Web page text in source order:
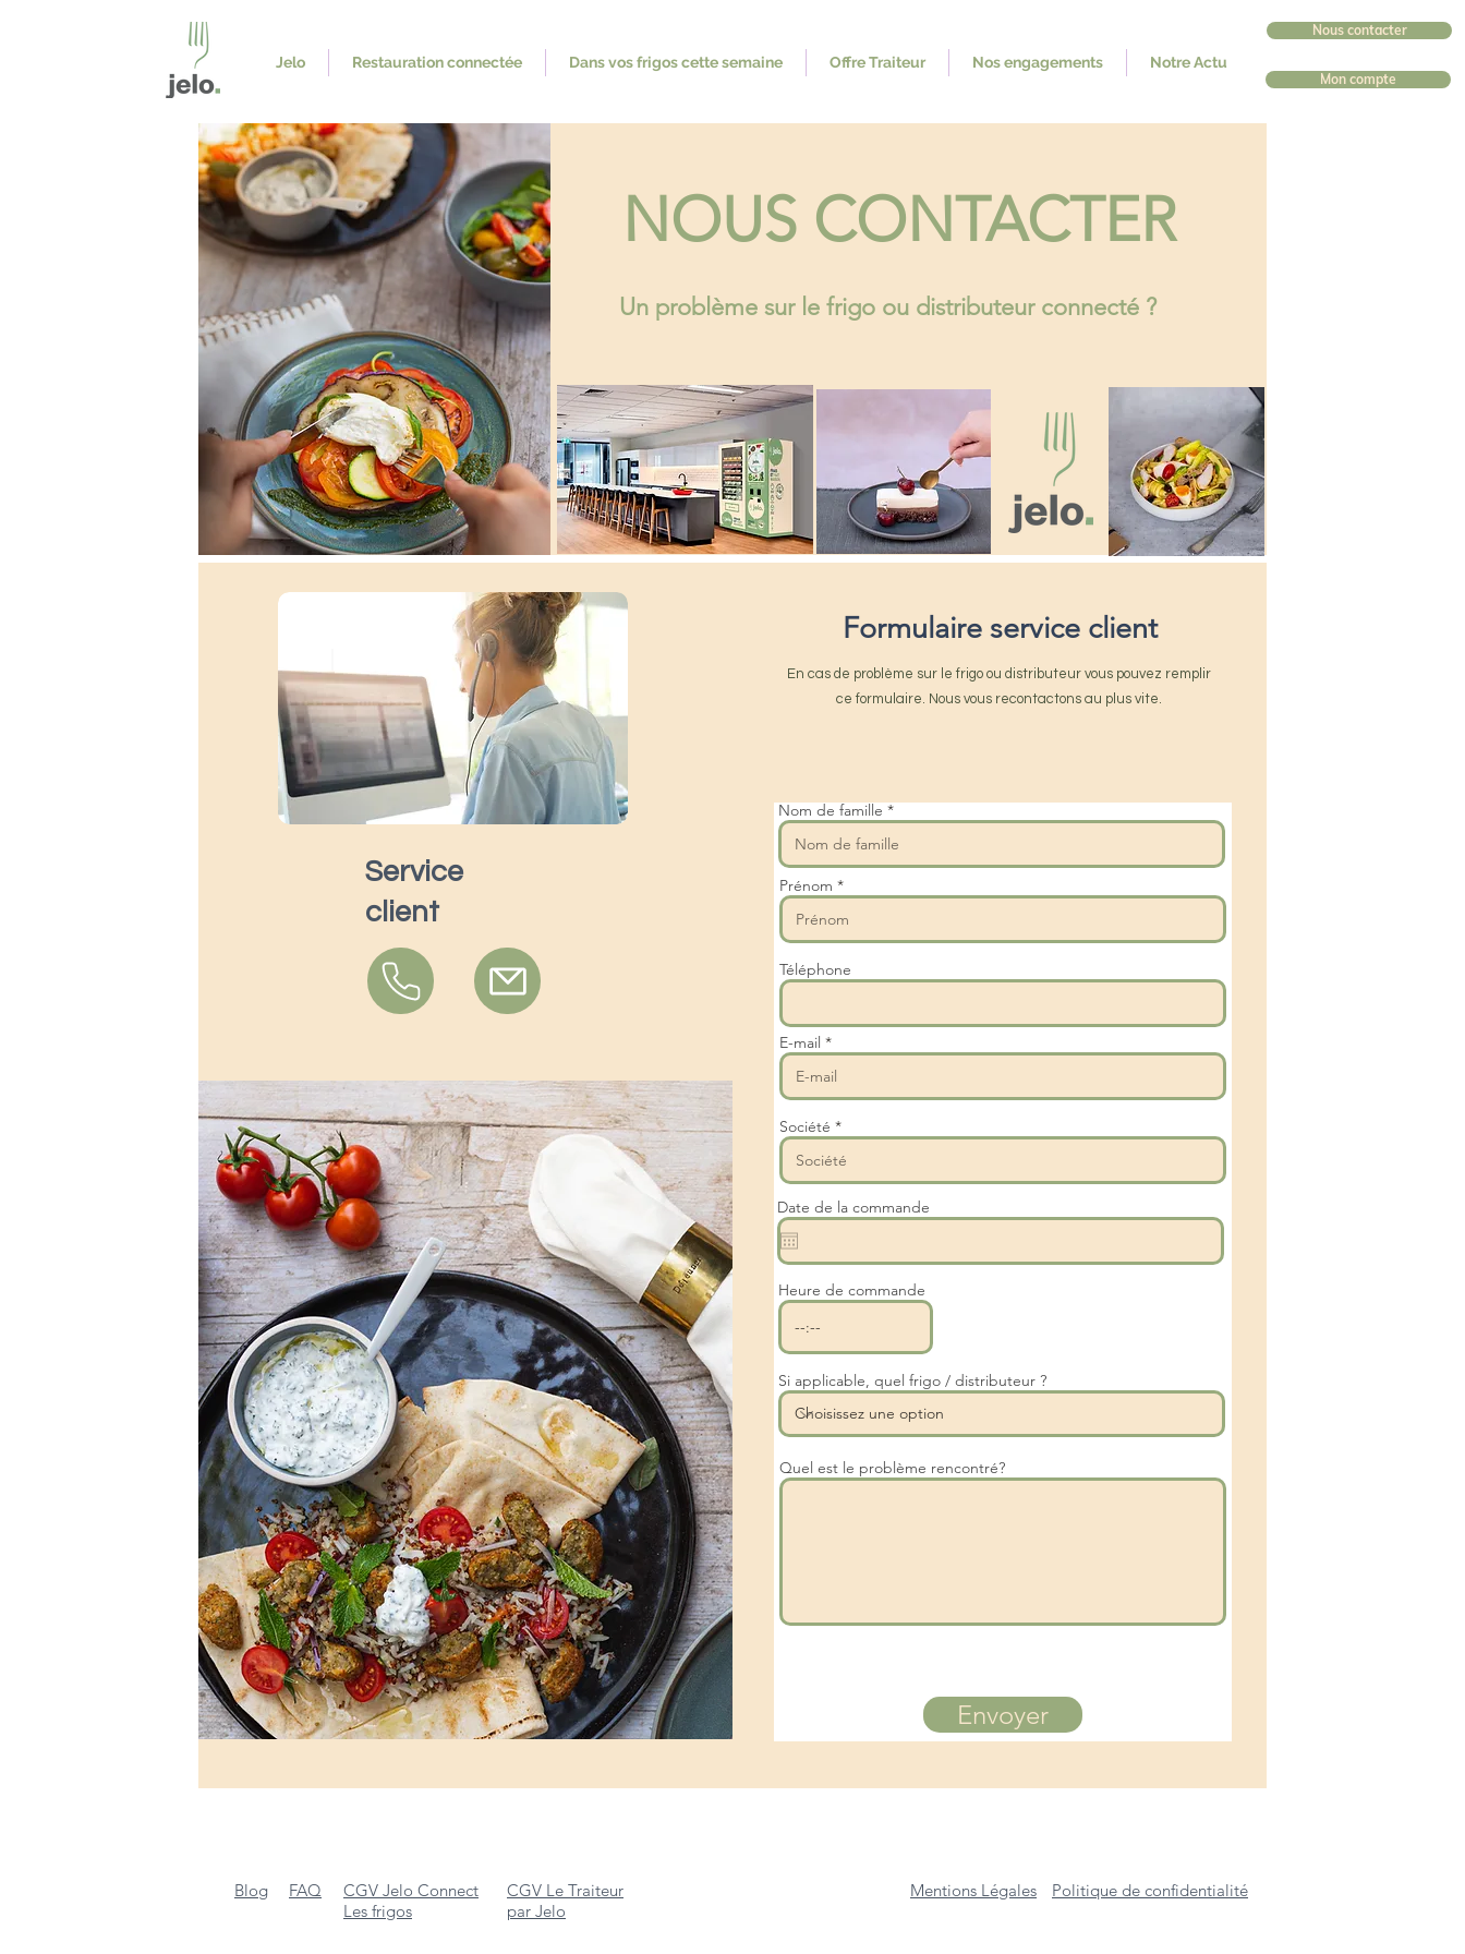
Jelo Restauration connectée Dans vos frigos cette semaine Offre Traiteur Nos engagements Notre Actu
Nous contacter
Mon compte
NOUS CONTACTER
Un problème sur le frigo ou distributeur connecté ?
Formulaire service client
En cas de problème sur le frigo ou distributeur vous pouvez remplir
ce formulaire. Nous vous recontactons au plus vite.
Service
client
Nom de famille
Prénom
Téléphone
E-mail
Société
Date de la commande
Heure de commande
Si applicable, quel frigo / distributeur ?
Quel est le problème rencontré?
Envoyer
Blog FAQ
CGV Jelo Connect
Les frigos
CGV Le Traiteur
par Jelo
Mentions Légales Politique de confidentialité